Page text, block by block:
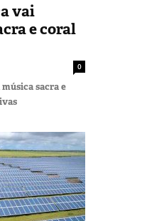
vai
e coral
0
sacra e